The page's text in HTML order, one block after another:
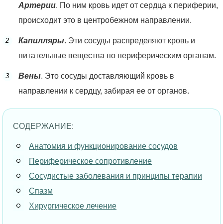
Артерии. По ним кровь идет от сердца к периферии,
происходит это в центробежном направлении.
Капилляры. Эти сосуды распределяют кровь и
питательные вещества по периферическим органам.
Вены. Это сосуды доставляющий кровь в
направлении к сердцу, забирая ее от органов.
СОДЕРЖАНИЕ:
Анатомия и функционирование сосудов
Периферическое сопротивление
Сосудистые заболевания и принципы терапии
Спазм
Хирургическое лечение